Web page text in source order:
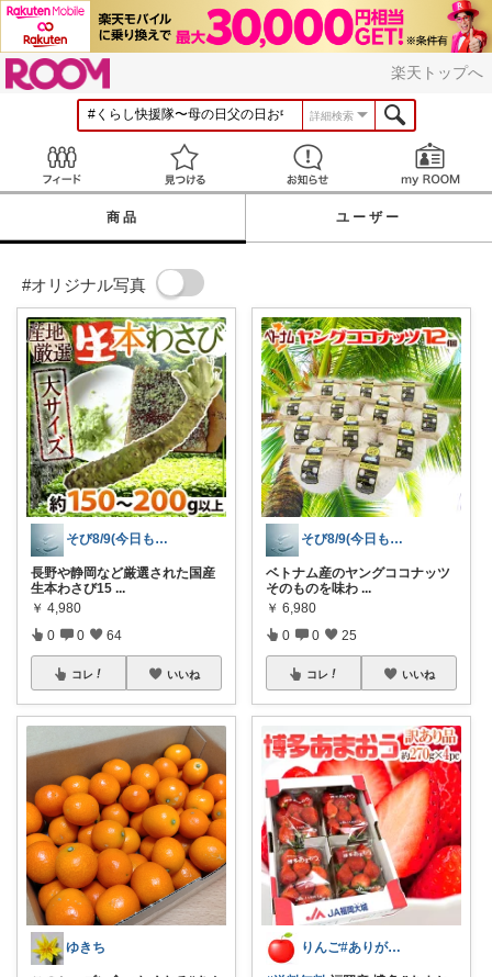
楽天トップへ
詳細検索
見つける お知らせ
商品 ユーザー
#オリジナル写真
そび8/9(今日も良いことありますように
長野や静岡など厳選された国産
生本わさび15 ...
￥ 4,980
0 0 64
コレ いいね
ゆきち
そび8/9(今日も良いことありますように
ベトナム産のヤングココナッツ
そのものを味わ ...
￥ 6,980
0 0 25
コレ いいね
りんご#ありがとうございます🪷